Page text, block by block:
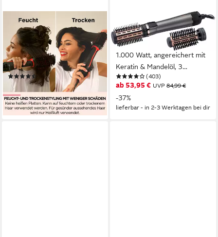
REVLON
Warmluftbürste One-Step
Volumiser Plus RVDR5298E,
Abnehmbarer Kopf, Keramik
Titan Platte
(108)
ab 49,00 € UVP74,99 €
-35%
lieferbar - in 2-3 Werktagen bei dir
REMINGTON
Warmluftbürste AS8810 E51
Keratin Prot. Rot. Air Styler,
1.000 Watt, angereichert mit
Keratin & Mandelöl, 3
Aufsätze (403)
ab 53,95 € UVP 84,99 €
-37%
lieferbar - in 2-3 Werktagen bei dir